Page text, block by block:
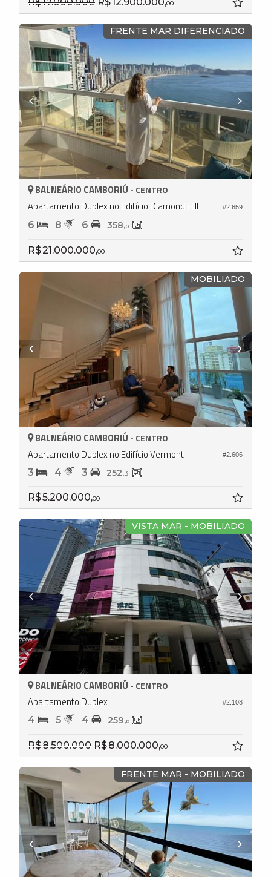
00
FRENTE MAR DIFERENCIADO
#2.659
BALNEÁRIO CAMBORIÚ - CENTRO
Apartamento Duplex no Edifício Diamond Hill
6 8 6 358,0
R$ 21.000.000,00
MOBILIADO
#2.606
BALNEÁRIO CAMBORIÚ - CENTRO
Apartamento Duplex no Edifício Vermont
3 4 3 252,3
R$ 5.200.000,00
VISTA MAR - MOBILIADO
#2.108
BALNEÁRIO CAMBORIÚ - CENTRO
Apartamento Duplex
4 5 4 259,0
R$ 8.500.000 R$ 8.000.000,00
FRENTE MAR - MOBILIADO